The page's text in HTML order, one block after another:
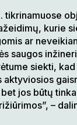
tikrinamuose
kurie
ar
saugos
siekti,
jos būtų
–